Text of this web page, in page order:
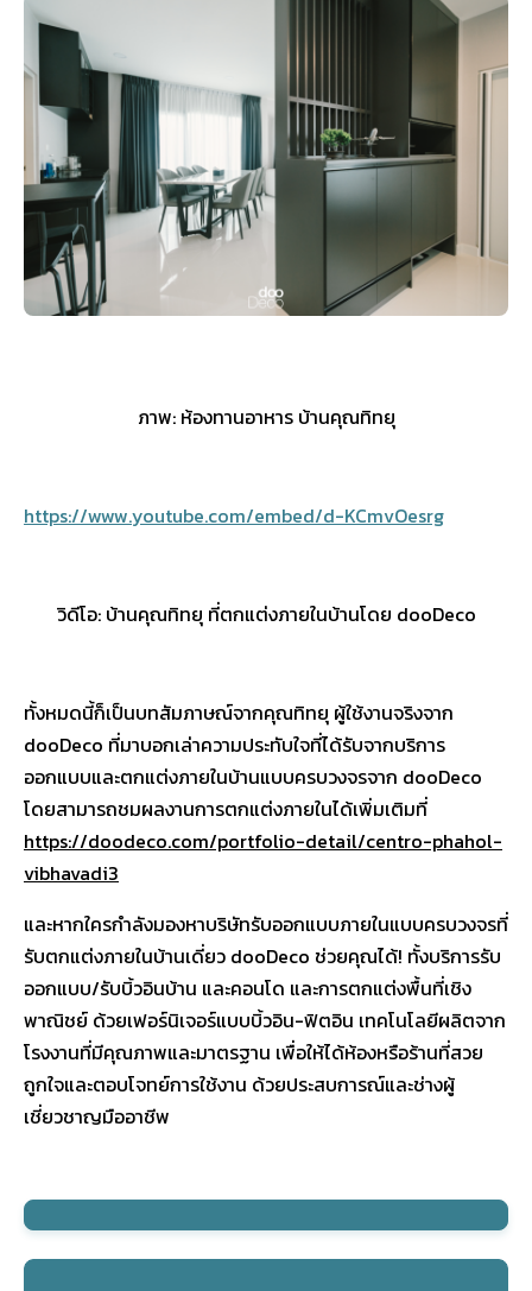
ภาพ: ห้องทานอาหาร บ้านคุณทิทยุ
https://www.youtube.com/embed/d-KCmvOesrg
วิดีโอ: บ้านคุณทิทยุ ที่ตกแต่งภายในบ้านโดย dooDeco
ทั้งหมดนี้ก็เป็นบทสัมภาษณ์จากคุณทิทยุ ผู้ใช้งานจริงจาก
dooDeco ที่มาบอกเล่าความประทับใจที่ได้รับจากบริการ
ออกแบบและตกแต่งภายในบ้านแบบครบวงจรจาก dooDeco
โดยสามารถชมผลงานการตกแต่งภายในได้เพิ่มเติมที่
https://doodeco.com/portfolio-detail/centro-phahol-
vibhavadi3
และหากใครกำลังมองหาบริษัทรับออกแบบภายในแบบครบวงจรที่
รับตกแต่งภายในบ้านเดี่ยว dooDeco ช่วยคุณได้! ทั้งบริการรับ
ออกแบบ/รับบิ้วอินบ้าน และคอนโด และการตกแต่งพื้นที่เชิง
พาณิชย์ ด้วยเฟอร์นิเจอร์แบบบิ้วอิน-ฟิตอิน เทคโนโลยีผลิตจาก
โรงงานที่มีคุณภาพและมาตรฐาน เพื่อให้ได้ห้องหรือร้านที่สวย
ถูกใจและตอบโจทย์การใช้งาน ด้วยประสบการณ์และช่างผู้
เชี่ยวชาญมืออาชีพ